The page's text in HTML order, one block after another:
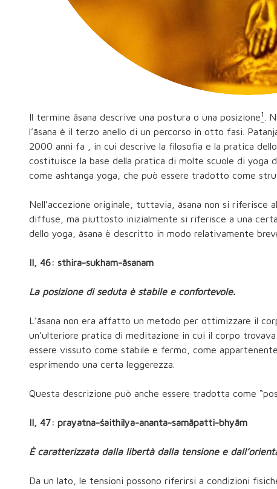
Il termine āsana descrive una postura o una posizione1
.
l’āsana è il terzo anello di un percorso in otto fasi.
2000 anni fa , in cui descrive la filosofia e la pratica
costituisce la base della pratica di molte scuole di yoga
come ashtanga yoga, che può essere tradotto come
Nell’accezione originale, tuttavia, āsana non si riferisce
diffuse, ma piuttosto inizialmente si riferisce a una
dello yoga, āsana è descritto in modo relativamente
II, 46: sthira-sukham-āsanam
La posizione di seduta è stabile e confortevole.
L’āsana non era affatto un metodo per ottimizzare il
un’ulteriore pratica di meditazione in cui il corpo
essere vissuto come stabile e fermo, come
esprimendo una certa leggerezza.
Questa descrizione può anche essere tradotta come
II, 47: prayatna-śaithilya-ananta-samāpatti-bhyām
È caratterizzata dalla libertà dalla tensione e
Da un lato, le tensioni possono riferirsi a condizioni